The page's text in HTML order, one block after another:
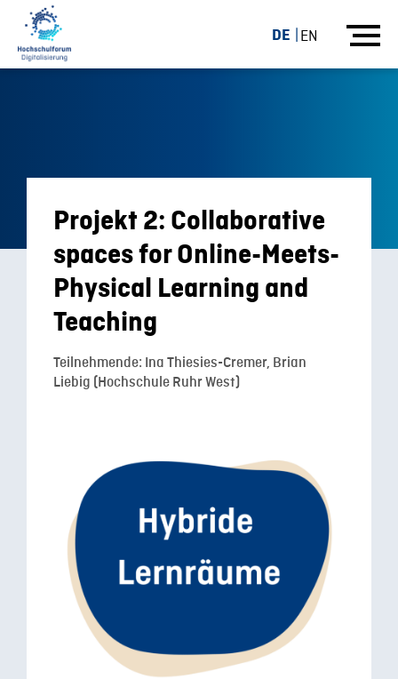
DE EN
Projekt 2: Collaborative
spaces for Online-Meets-
Physical Learning and
Teaching
Teilnehmende: Ina Thiesies-Cremer, Brian
Liebig (Hochschule Ruhr West)